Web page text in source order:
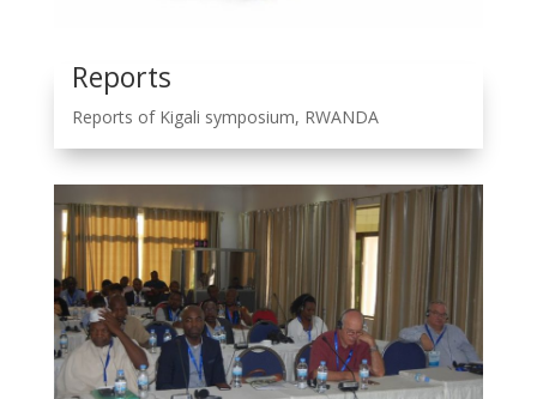
Reports
Reports of Kigali symposium, RWANDA